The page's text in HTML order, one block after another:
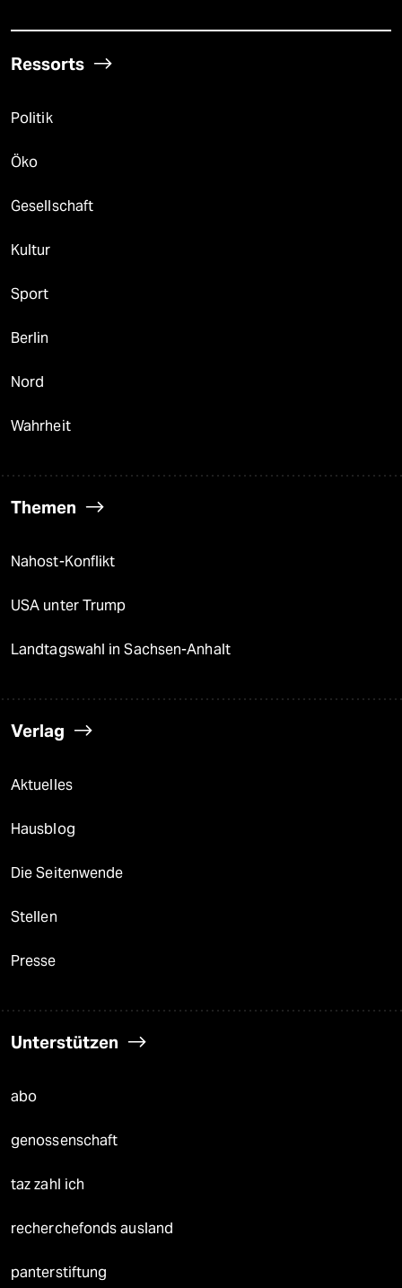
Ressorts
Politik
Öko
Gesellschaft
Kultur
Sport
Berlin
Nord
Wahrheit
Themen
Nahost-Konflikt
USA unter Trump
Landtagswahl in Sachsen-Anhalt
Verlag
Aktuelles
Hausblog
Die Seitenwende
Stellen
Presse
Unterstützen
abo
genossenschaft
taz zahl ich
recherchefonds ausland
panterstiftung